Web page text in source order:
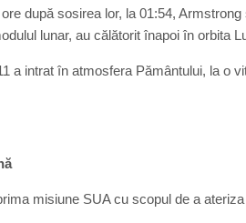
după sosirea lor, la 01:54,
lunar, au călătorit înapoi în orbita
a intrat în atmosfera Pământului, la o
misiune SUA cu scopul de a